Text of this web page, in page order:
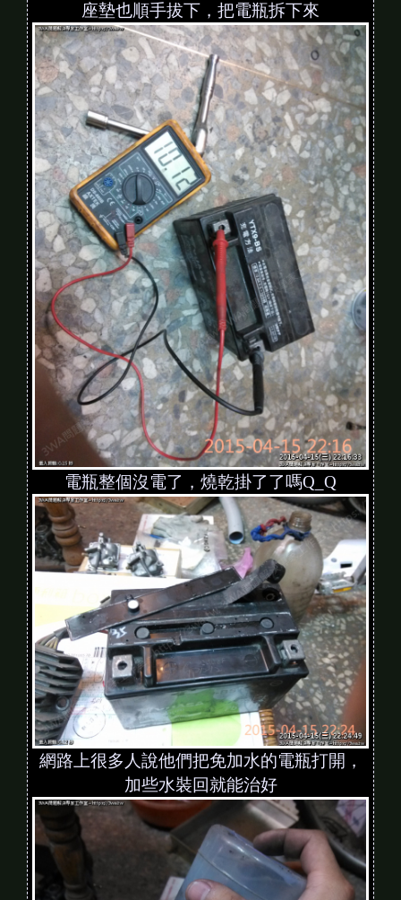
座墊也順手拔下，把電瓶拆下來
電瓶整個沒電了，燒乾掛了了嗎Q_Q
網路上很多人說他們把免加水的電瓶打開，
加些水裝回就能治好